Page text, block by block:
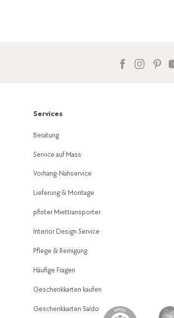
Services
Beratung
Service auf Mass
Vorhang-Nähservice
Lieferung & Montage
pfister Miettransporter
Interior Design Service
Pflege & Reinigung
Häufige Fragen
Geschenkkarten kaufen
Geschenkkarten Saldo